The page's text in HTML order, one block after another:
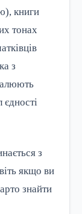
книги
тонах
з
з
якщо ви
знайти